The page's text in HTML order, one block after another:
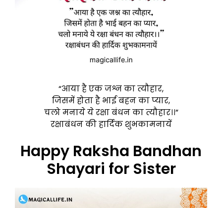
“आया है एक जश्न का त्यौहार,
जिसमें होता है भाई बहन का प्यार,
चलो मनाये ये रक्षा बंधन का त्यौहार।।”
रक्षाबंधन की हार्दिक शुभकामनायें
Happy Raksha Bandhan
Shayari for Sister